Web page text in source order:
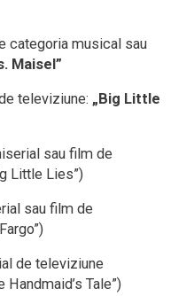
categoria musical sau
Maisel”
televiziune: „Big Little
sau film de
Little Lies”)
sau film de
de televiziune
Handmaid’s Tale”)